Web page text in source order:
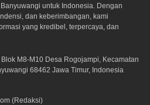
untuk Indonesia. Dengan
dan keberimbangan, kami
yang kredibel, terpercaya, dan
M8-M10 Desa Rogojampi, Kecamatan
68462 Jawa Timur, Indonesia
(Redaksi)